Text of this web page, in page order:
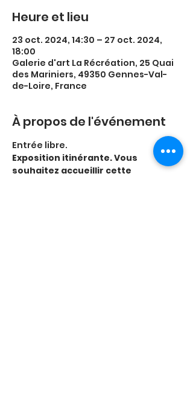
Heure et lieu
23 oct. 2024, 14:30 – 27 oct. 2024,
18:00
Galerie d'art La Récréation, 25 Quai
des Mariniers, 49350 Gennes-Val-
de-Loire, France
À propos de l'événement
Entrée libre.
Exposition itinérante. Vous
souhaitez accueillir cette